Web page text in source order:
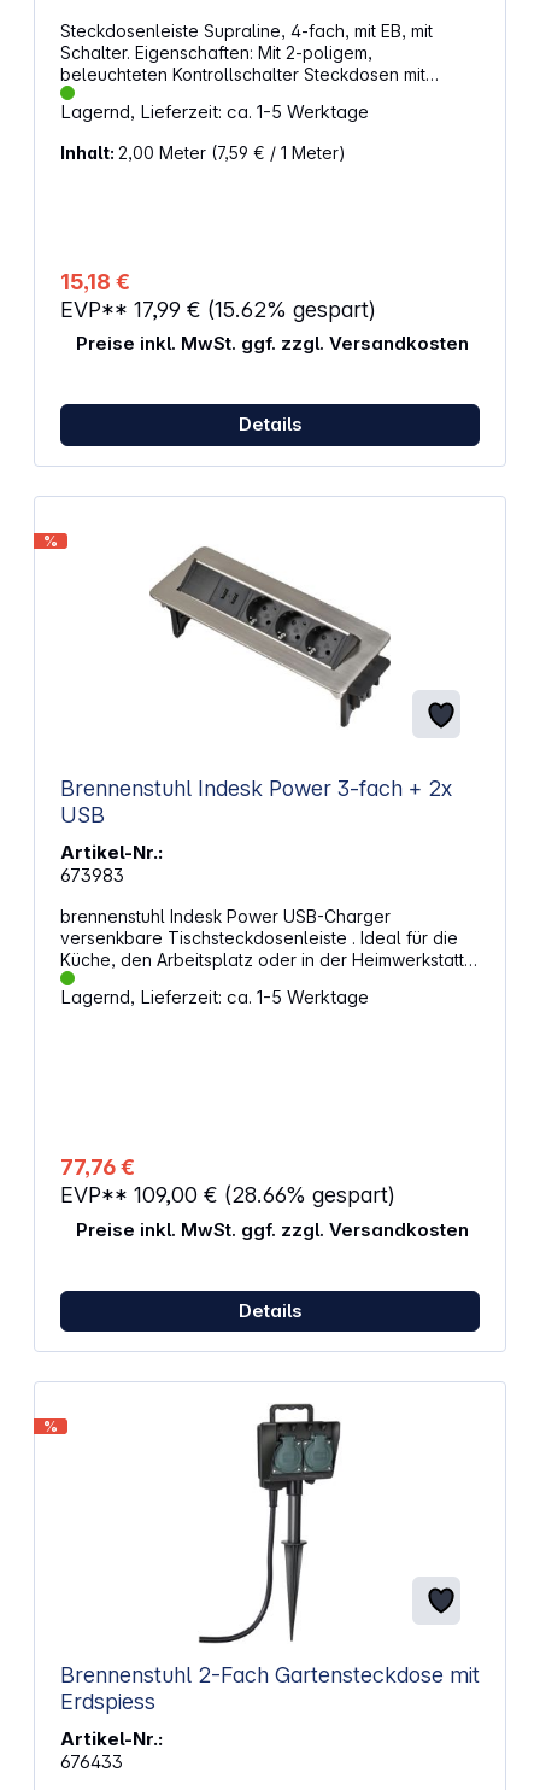
Steckdosenleiste Supraline, 4-fach, mit EB, mit
Schalter. Eigenschaften: Mit 2-poligem,
beleuchteten Kontrollschalter Steckdosen mit
erhöhtem Berührungsschutz Bruchfestes Gehäuse
aus Spezialkunststoff Leitungssafe zur
Anschlusskabel: 190 cm Geeignet für den
Rückseite Präsentationshaken kann entfernt werden
Leitungsaustritt nach beiden Seiten möglich
Ergonomischer Schutzkontaktstecker (gewinkelt)
Massive, leistungsfähige Stromkontakte
Kabelknickschutz integriert Abmessungen (B x H x
Lagernd, Lieferzeit: ca. 1-5 Werktage
Inhalt: 2,00 Meter (7,59 € / 1 Meter)
15,18 €
EVP** 17,99 € (15.62% gespart)
Preise inkl. MwSt. ggf. zzgl. Versandkosten
Details
%
Brennenstuhl Indesk Power 3-fach + 2x
USB
Artikel-Nr.:
673983
brennenstuhl Indesk Power USB-Charger
versenkbare Tischsteckdosenleiste . Ideal für die
Küche, den Arbeitsplatz oder in der Heimwerkstatt.
Eigenschaften: Versenkbare Einbausteckdose zum
Festeinbau Formschöner, robuster Rahmen und
Steckdose Einfacher, schneller Einbau
Ausschnittmaß: 276 x 93 mm Abmessungen (H x B x
L): 32,0 x 11,0 x 11,5 Schutzart: IP20 Gewicht: 980 g
Lagernd, Lieferzeit: ca. 1-5 Werktage
77,76 €
EVP** 109,00 € (28.66% gespart)
Preise inkl. MwSt. ggf. zzgl. Versandkosten
Details
%
Brennenstuhl 2-Fach Gartensteckdose mit
Erdspiess
Artikel-Nr.:
676433